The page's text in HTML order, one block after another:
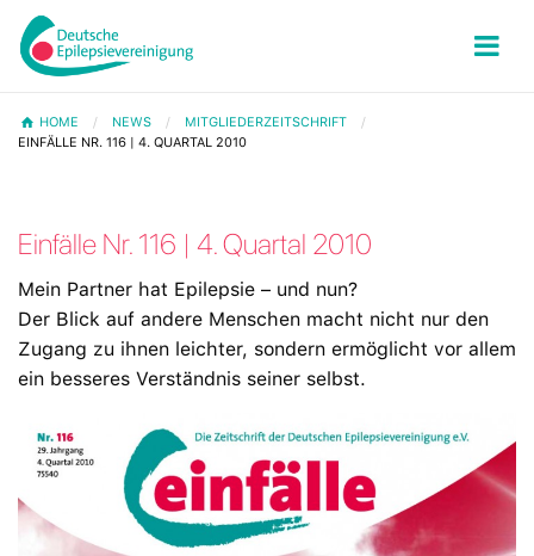
HOME NEWS
MITGLIEDERZEITSCHRIFT
EINFÄLLE NR. 116 | 4. QUARTAL 2010
Einfälle Nr. 116 | 4. Quartal 2010
Mein Partner hat Epilepsie – und nun?
Der Blick auf andere Menschen macht nicht nur den
Zugang zu ihnen leichter, sondern ermöglicht vor allem
ein besseres Verständnis seiner selbst.